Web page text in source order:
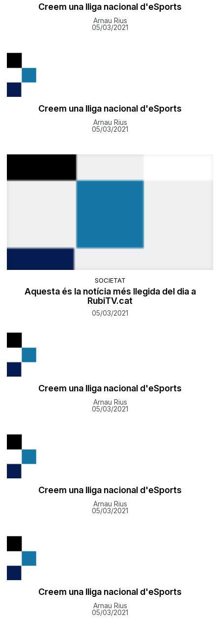
Creem una lliga nacional d'eSports
Arnau Rius
05/03/2021
Creem una lliga nacional d'eSports
Arnau Rius
05/03/2021
SOCIETAT
Aquesta és la notícia més llegida del dia a
RubiTV.cat
05/03/2021
Creem una lliga nacional d'eSports
Arnau Rius
05/03/2021
Creem una lliga nacional d'eSports
Arnau Rius
05/03/2021
Creem una lliga nacional d'eSports
Arnau Rius
05/03/2021